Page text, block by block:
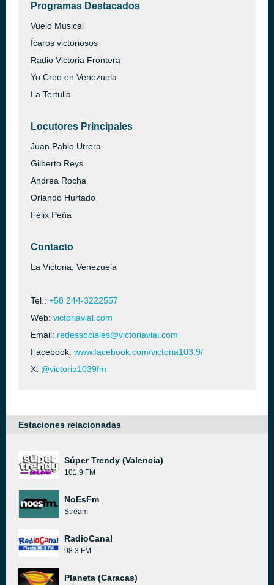
Programas Destacados
Vuelo Musical
Ícaros victoriosos
Radio Victoria Frontera
Yo Creo en Venezuela
La Tertulia
Locutores Principales
Juan Pablo Utrera
Gilberto Reys
Andrea Rocha
Orlando Hurtado
Félix Peña
Contacto
La Victoria, Venezuela
Tel.: +58 244-3222557
Web: victoriavial.com
Email: redessociales@victoriavial.com
Facebook: www.facebook.com/victoria103.9/
X: @victoria1039fm
Estaciones relacionadas
Súper Trendy (Valencia)
101.9 FM
NoEsFm
Stream
RadioCanal
98.3 FM
Planeta (Caracas)